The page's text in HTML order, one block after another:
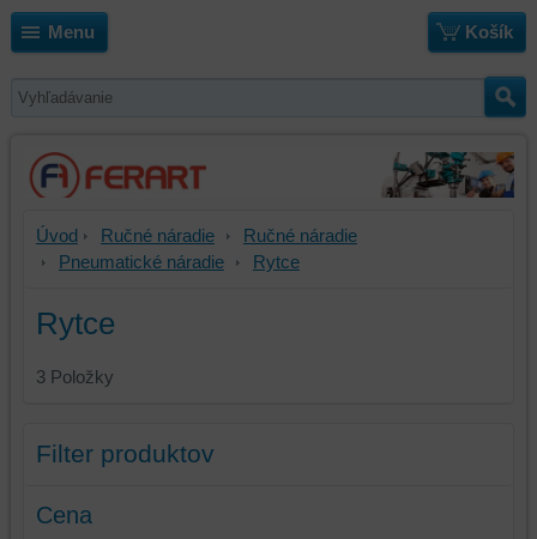
Menu Košík
Úvod Ručné náradie
Ručné náradie
Pneumatické náradie
Rytce
Rytce
3 Položky
Filter produktov
Cena